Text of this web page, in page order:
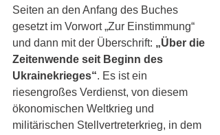
Seiten an den Anfang des Buches
gesetzt im Vorwort „Zur Einstimmung“
und dann mit der Überschrift: „Über die
Zeitenwende seit Beginn des
Ukrainekrieges“. Es ist ein
riesengroßes Verdienst, von diesem
ökonomischen Weltkrieg und
militärischen Stellvertreterkrieg, in dem